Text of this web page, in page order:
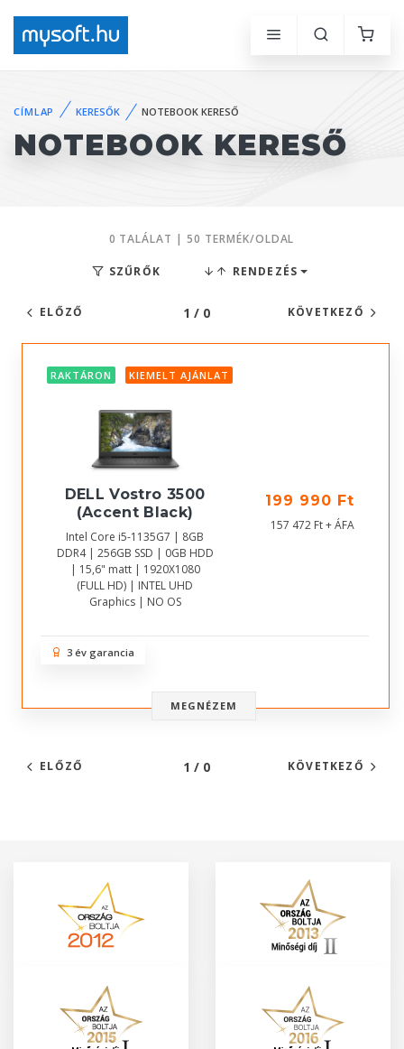
CÍMLAP KERESŐK NOTEBOOK KERESŐ
NOTEBOOK KERESŐ
0 TALÁLAT | 50 TERMÉK/OLDAL
SZŰRŐK RENDEZÉS
ELŐZŐ 1 / 0 KÖVETKEZŐ
RAKTÁRON KIEMELT AJÁNLAT
DELL Vostro 3500
(Accent Black)
Intel Core i5-1135G7 | 8GB
DDR4 | 256GB SSD | 0GB HDD
| 15,6" matt | 1920X1080
(FULL HD) | INTEL UHD
Graphics | NO OS
199 990 Ft
157 472 Ft + ÁFA
3 év garancia
MEGNÉZEM
ELŐZŐ 1 / 0 KÖVETKEZŐ